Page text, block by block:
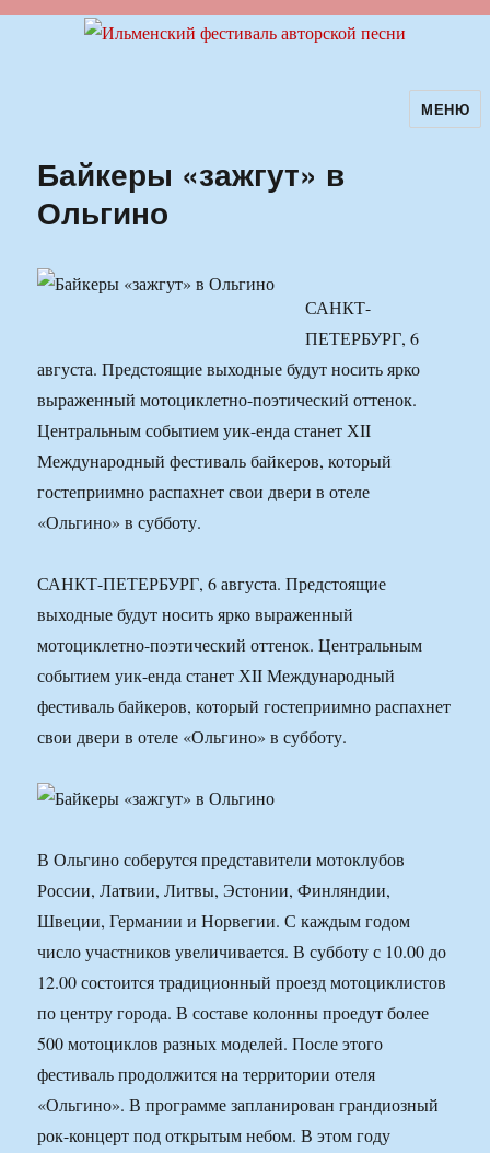
Ильменский фестиваль авторской
песни
МЕНЮ
Байкеры «зажгут» в
Ольгино
САНКТ-
ПЕТЕРБУРГ, 6
августа. Предстоящие выходные будут носить ярко
выраженный мотоциклетно-поэтический оттенок.
Центральным событием уик-енда станет ХII
Международный фестиваль байкеров, который
гостеприимно распахнет свои двери в отеле
«Ольгино» в субботу.
САНКТ-ПЕТЕРБУРГ, 6 августа. Предстоящие
выходные будут носить ярко выраженный
мотоциклетно-поэтический оттенок. Центральным
событием уик-енда станет ХII Международный
фестиваль байкеров, который гостеприимно распахнет
свои двери в отеле «Ольгино» в субботу.
В Ольгино соберутся представители мотоклубов
России, Латвии, Литвы, Эстонии, Финляндии,
Швеции, Германии и Норвегии. С каждым годом
число участников увеличивается. В субботу с 10.00 до
12.00 состоится традиционный проезд мотоциклистов
по центру города. В составе колонны проедут более
500 мотоциклов разных моделей. После этого
фестиваль продолжится на территории отеля
«Ольгино». В программе запланирован грандиозный
рок-концерт под открытым небом. В этом году